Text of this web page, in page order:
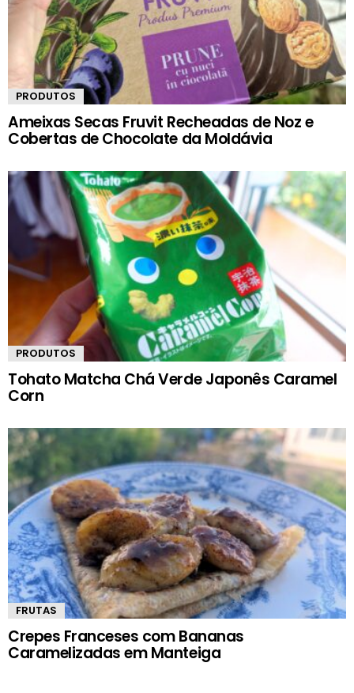
PRODUTOS
Ameixas Secas Fruvit Recheadas de Noz e
Cobertas de Chocolate da Moldávia
PRODUTOS
Tohato Matcha Chá Verde Japonês Caramel
Corn
FRUTAS
Crepes Franceses com Bananas
Caramelizadas em Manteiga